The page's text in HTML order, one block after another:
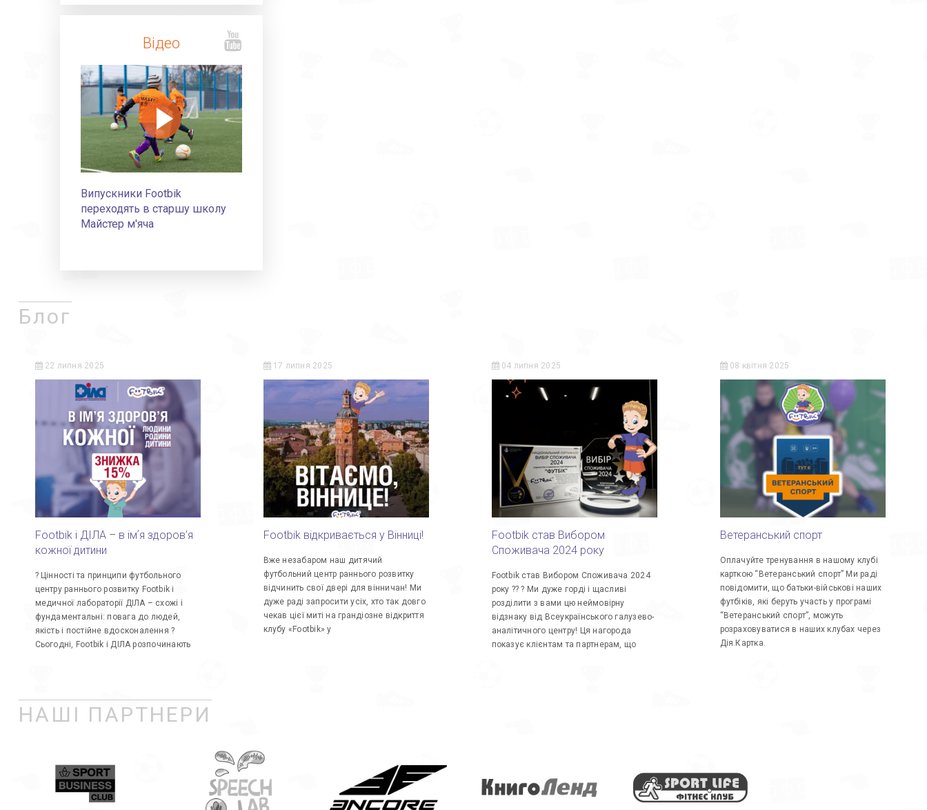
Відео
Випускники Footbik
переходять в старшу школу
Майстер м'яча
Блог
22 липня 2025
Footbik і ДІЛА – в імʼя здоров’я
кожної дитини
? Цінності та принципи футбольного
центру раннього розвитку Footbik і
медичної лабораторії ДІЛА – схожі і
фундаментальні: повага до людей,
якість і постійне вдосконалення ?
Сьогодні, Footbik і ДІЛА розпочинають
17 липня 2025
Footbik відкривається у Вінниці!
Вже незабаром наш дитячий
футбольний центр раннього розвитку
відчинить свої двері для вінничан! Ми
дуже раді запросити усіх, хто так довго
чекав цієї миті на грандіозне відкриття
клубу «Footbik» у
04 липня 2025
Footbik став Вибором
Споживача 2024 року
Footbik став Вибором Споживача 2024
року ?? ? Ми дуже горді і щасливі
розділити з вами цю неймовірну
відзнаку від Всеукраїнського галузево-
аналітичного центру! Ця нагорода
показує клієнтам та партнерам, що
08 квітня 2025
Ветеранський спорт
Оплачуйте тренування в нашому клубі
карткою “Ветеранський спорт” Ми раді
повідомити, що батьки-військові наших
футбіків, які беруть участь у програмі
“Ветеранський спорт”, можуть
розраховуватися в наших клубах через
Дія.Картка.
НАШІ ПАРТНЕРИ